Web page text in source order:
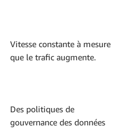
Vitesse constante à mesure
que le trafic augmente.
Des politiques de
gouvernance des données